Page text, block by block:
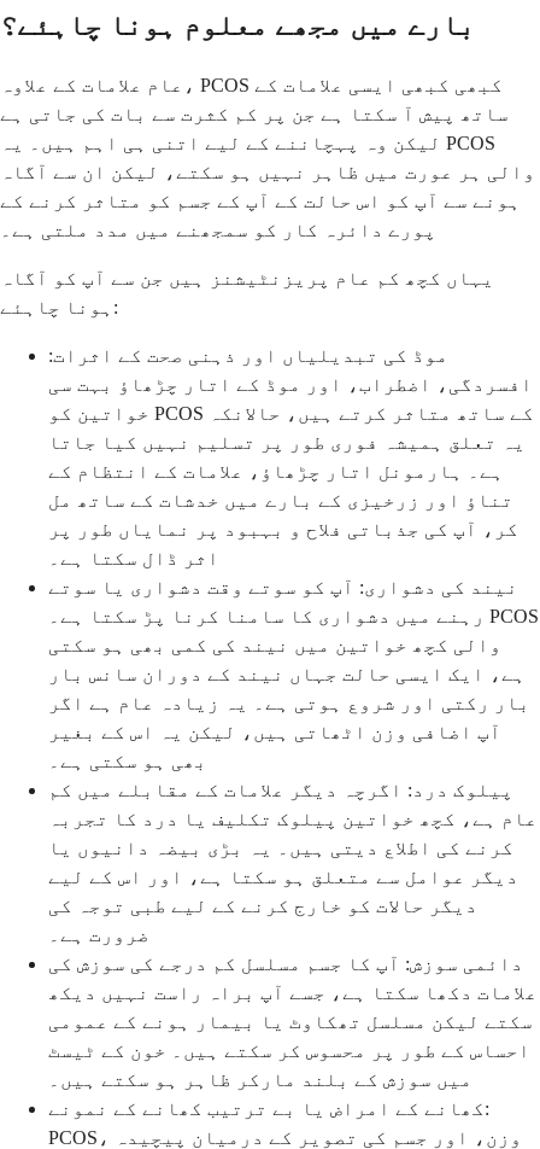
بارے میں مجھے معلوم ہونا چاہئے؟
عام علامات کے علاوہ، PCOS کبھی کبھی ایسی علامات کے
ساتھ پیش آ سکتا ہے جن پر کم کثرت سے بات کی جاتی ہے
لیکن وہ پہچاننے کے لیے اتنی ہی اہم ہیں۔ یہ PCOS
والی ہر عورت میں ظاہر نہیں ہو سکتے، لیکن ان سے آگاہ
ہونے سے آپ کو اس حالت کے آپ کے جسم کو متاثر کرنے کے
پورے دائرہ کار کو سمجھنے میں مدد ملتی ہے۔
یہاں کچھ کم عام پریزنٹیشنز ہیں جن سے آپ کو آگاہ
ہونا چاہئے:
موڈ کی تبدیلیاں اور ذہنی صحت کے اثرات:
افسردگی، اضطراب، اور موڈ کے اتار چڑھاؤ بہت سی
خواتین کو PCOS کے ساتھ متاثر کرتے ہیں، حالانکہ
یہ تعلق ہمیشہ فوری طور پر تسلیم نہیں کیا جاتا
ہے۔ ہارمونل اتار چڑھاؤ، علامات کے انتظام کے
تناؤ اور زرخیزی کے بارے میں خدشات کے ساتھ مل
کر، آپ کی جذباتی فلاح و بہبود پر نمایاں طور پر
اثر ڈال سکتا ہے۔
نیند کی دشواری: آپ کو سوتے وقت دشواری یا سوتے
رہنے میں دشواری کا سامنا کرنا پڑ سکتا ہے۔ PCOS
والی کچھ خواتین میں نیند کی کمی بھی ہو سکتی
ہے، ایک ایسی حالت جہاں نیند کے دوران سانس بار
بار رکتی اور شروع ہوتی ہے۔ یہ زیادہ عام ہے اگر
آپ اضافی وزن اٹھاتی ہیں، لیکن یہ اس کے بغیر
بھی ہو سکتی ہے۔
پیلوک درد: اگرچہ دیگر علامات کے مقابلے میں کم
عام ہے، کچھ خواتین پیلوک تکلیف یا درد کا تجربہ
کرنے کی اطلاع دیتی ہیں۔ یہ بڑی بیضہ دانیوں یا
دیگر عوامل سے متعلق ہو سکتا ہے، اور اس کے لیے
دیگر حالات کو خارج کرنے کے لیے طبی توجہ کی
ضرورت ہے۔
دائمی سوزش: آپ کا جسم مسلسل کم درجے کی سوزش کی
علامات دکھا سکتا ہے، جسے آپ براہ راست نہیں دیکھ
سکتے لیکن مسلسل تھکاوٹ یا بیمار ہونے کے عمومی
احساس کے طور پر محسوس کر سکتے ہیں۔ خون کے ٹیسٹ
میں سوزش کے بلند مارکر ظاہر ہو سکتے ہیں۔
کھانے کے امراض یا بے ترتیب کھانے کے نمونے:
PCOS، وزن، اور جسم کی تصویر کے درمیان پیچیدہ